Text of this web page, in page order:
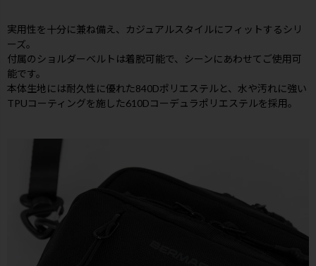
実用性を十分に兼ね備え、カジュアルスタイルにフィットするシリ
ーズ。
付属のショルダーベルトは着脱可能で、シーンにあわせてご使用可
能です。
本体生地には耐久性に優れた840Dポリエステルと、水や汚れに強い
TPUコーティングを施した610Dコーデュラポリエステルを採用。